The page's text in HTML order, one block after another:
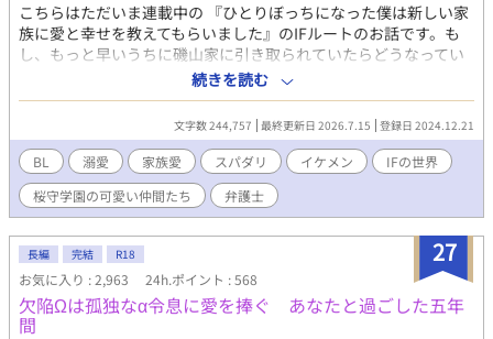
こちらはただいま連載中の 『ひとりぼっちになった僕は新しい家
族に愛と幸せを教えてもらいました』のIFルートのお話です。も
し、もっと早いうちに磯山家に引き取られていたらどうなってい
ただろう……そんなお話になっています。 ＜あらすじ＞ 貴船コン
ツェルンの顧問弁護士をしている磯山卓はある日、社内で子会社
の社員・迫田保と出会う。彼の最愛の息子・直純が、妻であり直
純の母親である美代に虐待され病院に運ばれたと知り、弁護士と
して一緒に病院に向かったが父・保はショックのあまり記憶喪失
になってしまう。保の代わりに直純と過ごすうちに直純への並々
ならぬ想いが込み上げてきた卓は自分が里親になることを申し出
て……。 『IFの世界 〜桜守学園の可愛い仲間たち』で連載して
いましたが、長くなりそうなのでこちらだけIFルートとして独立
させることにしました。 IFの世界とは繋がっているので、お互い
に登場することがあります。 R18は当分出てきませんが、将来的
にあるかもしれないということでR18にしています。
続きを読む
文字数 244,757 最終更新日 2026.7.15 登録日 2024.12.21
BL 溺愛 家族愛 スパダリ イケメン
IFの世界
桜守学園の可愛い仲間たち
弁護士
27
長編 完結 R18
お気に入り : 2,963 24h.ポイント : 568
欠陥Ωは孤独なα令息に愛を捧ぐ あなたと過ごした五年
間